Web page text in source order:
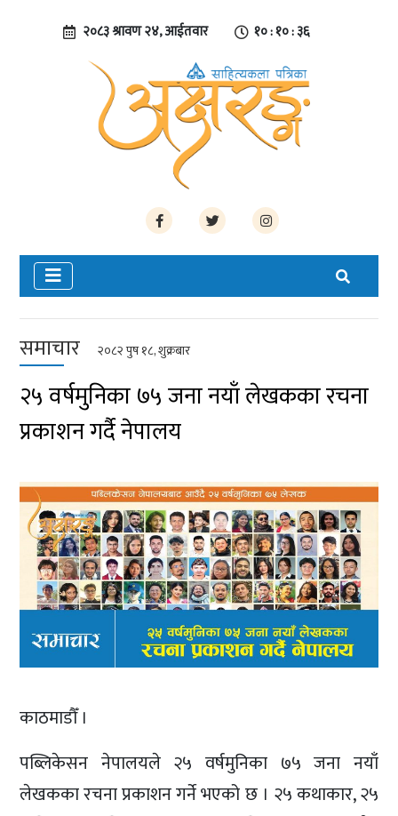
२०८३ श्रावण २४, आईतवार १० : १० : ३७
समाचार २०८२ पुष १८, शुक्रबार
२५ वर्षमुनिका ७५ जना नयाँ लेखकका रचना
प्रकाशन गर्दै नेपालय
काठमाडौँ ।
पब्लिकेसन नेपालयले २५ वर्षमुनिका ७५ जना नयाँ
लेखकका रचना प्रकाशन गर्ने भएको छ । २५ कथाकार, २५